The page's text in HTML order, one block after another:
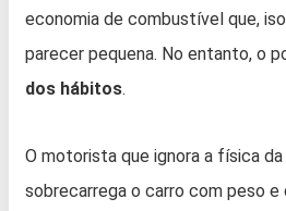
economia de combustível que,
parecer pequena. No entanto, o
dos hábitos.
O motorista que ignora a física
sobrecarrega o carro com peso e